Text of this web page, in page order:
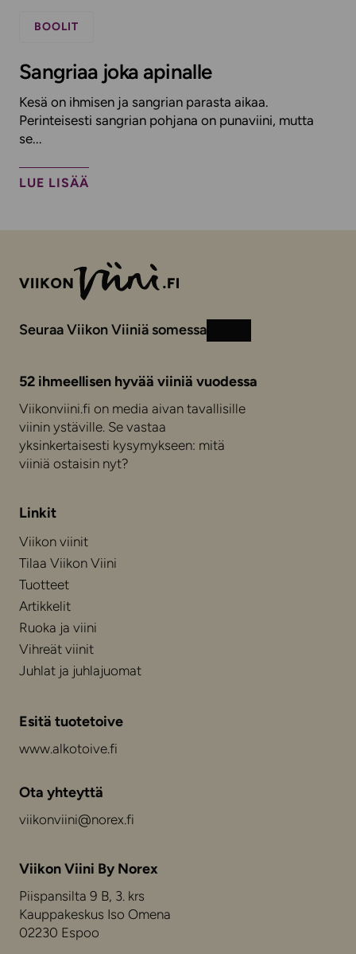
BOOLIT
Sangriaa joka apinalle
Kesä on ihmisen ja sangrian parasta aikaa.
Perinteisesti sangrian pohjana on punaviini, mutta
se...
LUE LISÄÄ
Seuraa Viikon Viiniä somessa
52 ihmeellisen hyvää viiniä vuodessa
Viikonviini.fi on media aivan tavallisille
viinin ystäville. Se vastaa
yksinkertaisesti kysymykseen: mitä
viiniä ostaisin nyt?
Linkit
Viikon viinit
Tilaa Viikon Viini
Tuotteet
Artikkelit
Ruoka ja viini
Vihreät viinit
Juhlat ja juhlajuomat
Esitä tuotetoive
www.alkotoive.fi
Ota yhteyttä
viikonviini@norex.fi
Viikon Viini By Norex
Piispansilta 9 B, 3. krs
Kauppakeskus Iso Omena
02230 Espoo